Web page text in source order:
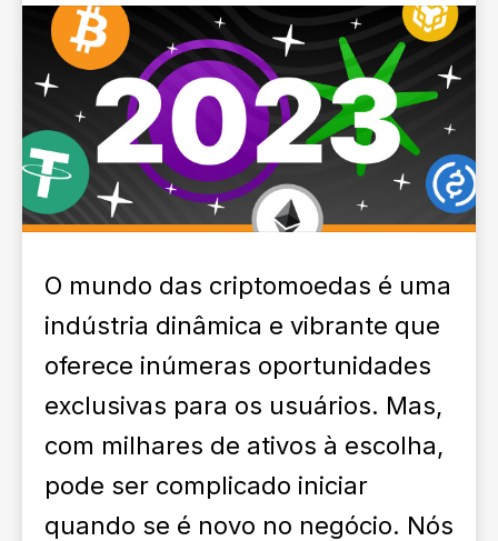
O mundo das criptomoedas é uma
indústria dinâmica e vibrante que
oferece inúmeras oportunidades
exclusivas para os usuários. Mas,
com milhares de ativos à escolha,
pode ser complicado iniciar
quando se é novo no negócio. Nós